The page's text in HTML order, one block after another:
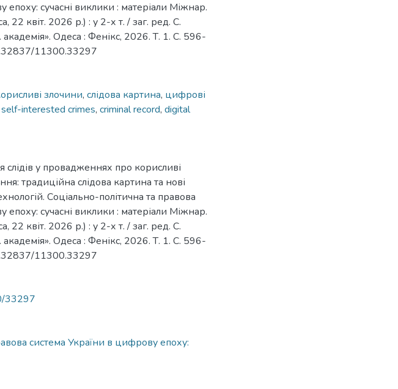
епоху: сучасні виклики : матеріали Міжнар.
22 квіт. 2026 р.) : у 2-х т. / заг. ред. С.
Одеса : Фенікс, 2026. Т. 1. С. 596-
11300.33297
злочини, слідова картина, цифрові
self-interested crimes, criminal record, digital
у провадженнях про корисливі
традиційна слідова картина та нові
Соціально-політична та правова
епоху: сучасні виклики : матеріали Міжнар.
22 квіт. 2026 р.) : у 2-х т. / заг. ред. С.
Одеса : Фенікс, 2026. Т. 1. С. 596-
11300.33297
33297
система України в цифрову епоху: